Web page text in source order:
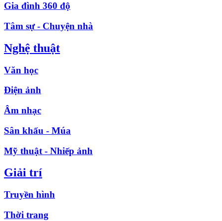
Gia đình 360 độ
Tâm sự - Chuyện nhà
Nghệ thuật
Văn học
Điện ảnh
Âm nhạc
Sân khấu - Múa
Mỹ thuật - Nhiếp ảnh
Giải trí
Truyền hình
Thời trang